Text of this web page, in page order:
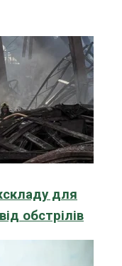
для
обстрілів